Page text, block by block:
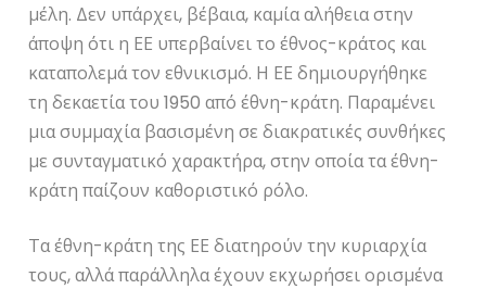
μέλη. Δεν υπάρχει, βέβαια, καμία αλήθεια στην
άποψη ότι η ΕΕ υπερβαίνει το έθνος-κράτος και
καταπολεμά τον εθνικισμό. Η ΕΕ δημιουργήθηκε
τη δεκαετία του 1950 από έθνη-κράτη. Παραμένει
μια συμμαχία βασισμένη σε διακρατικές συνθήκες
με συνταγματικό χαρακτήρα, στην οποία τα έθνη-
κράτη παίζουν καθοριστικό ρόλο.
Τα έθνη-κράτη της ΕΕ διατηρούν την κυριαρχία
τους, αλλά παράλληλα έχουν εκχωρήσει ορισμένα